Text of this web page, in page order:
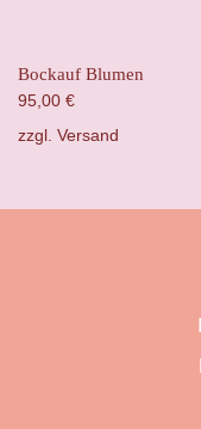
Bockauf Blumen
95,00 €
zzgl. Versand